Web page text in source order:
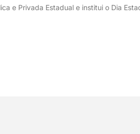
e Privada Estadual e institui o Dia